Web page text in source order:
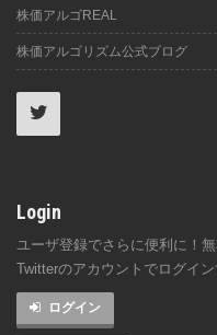
株価アルゴREAL
株価アルゴリズム公式ブログ
Login
ユーザ登録でさらに便利に！
Twitterのアカウントでログイン
ログイン